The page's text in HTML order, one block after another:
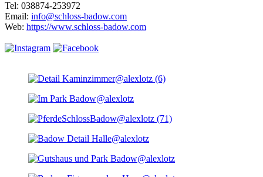
Tel: 038874-253972
Email: info@schloss-badow.com
Web: https://www.schloss-badow.com